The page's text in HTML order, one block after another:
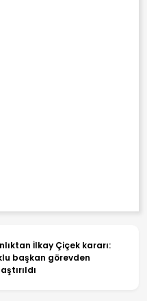
İlkay Çiçek kararı:
başkan görevden